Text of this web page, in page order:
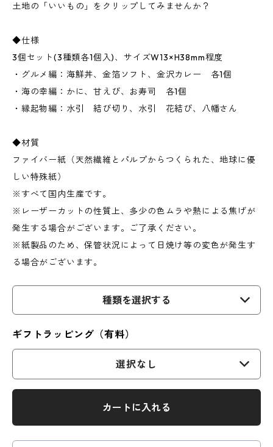
土地の「いいもの」をクリップしてみませんか？
◆仕様
3個セット(3種類各1個入)、サイズW13×H38mm程度
・グルメ編：海鮮丼、金箔ソフト、金沢カレー 各1個
・海の幸編：かに、甘えび、お寿司 各1個
・縁起物編：水引 結び切り、水引 花結び、八幡さん
◆材質
ファイバー紙（天然繊維とパルプからつくられた、地球に優
しい特殊紙）
※すべて国内生産です。
※レーザーカットの性質上、多少の色ムラや熱による焦げが
発生する場合がございます。ご了承ください。
※紙製品のため、保管状況によって日焼け等の変色が発生す
る場合がございます。
種類を選択する
ギフトラッピング（有料）
選択なし
カートに入れる